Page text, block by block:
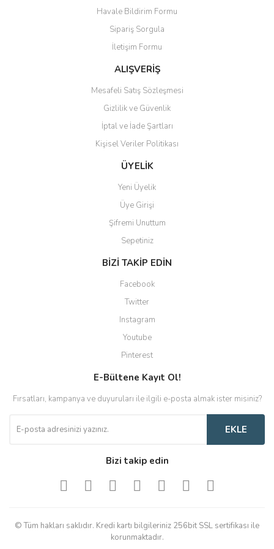
Ürün açıklamasında eksik bilgiler bulunuyor.
Ürün bilgilerinde hatalar bulunuyor.
Ürün fiyatı diğer sitelerden daha pahalı.
Bu ürüne benzer farklı alternatifler olmalı.
Gönder
Havale Bildirim Formu
Sipariş Sorgula
İletişim Formu
ALIŞVERİŞ
Mesafeli Satış Sözleşmesi
Gizlilik ve Güvenlik
İptal ve İade Şartları
Kişisel Veriler Politikası
ÜYELİK
Yeni Üyelik
Üye Girişi
Şifremi Unuttum
Sepetiniz
BİZİ TAKİP EDİN
Facebook
Twitter
Instagram
Youtube
Pinterest
E-Bültene Kayıt Ol!
Fırsatları, kampanya ve duyuruları ile ilgili e-posta almak ister misiniz?
EKLE
Bizi takip edin
© Tüm hakları saklıdır. Kredi kartı bilgileriniz 256bit SSL sertifikası ile
korunmaktadır.